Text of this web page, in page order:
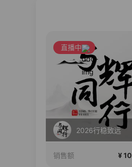
直播中
2026行稳致远
销售额 ¥